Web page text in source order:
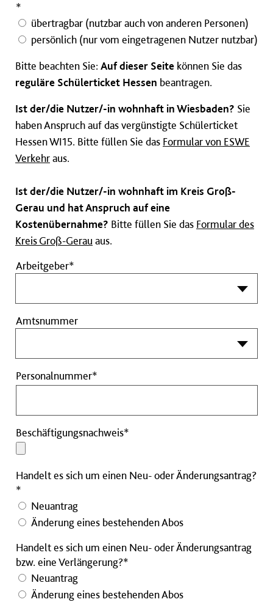
*
übertragbar (nutzbar auch von anderen Personen)
persönlich (nur vom eingetragenen Nutzer nutzbar)
Bitte beachten Sie: Auf dieser Seite können Sie das
reguläre Schülerticket Hessen beantragen.
Ist der/die Nutzer/-in wohnhaft in Wiesbaden? Sie
haben Anspruch auf das vergünstigte Schülerticket
Hessen WI15. Bitte füllen Sie das Formular von ESWE
Verkehraus.
Ist der/die Nutzer/-in wohnhaft im Kreis Groß-
Gerau und hat Anspruch auf eine
Kostenübernahme? Bitte füllen Sie das Formular des
Kreis Groß-Gerau aus.
Arbeitgeber*
Amtsnummer
Personalnummer*
Pflichtfeld
Beschäftigungsnachweis*
Handelt es sich um einen Neu- oder Änderungsantrag?
*
Neuantrag
Änderung eines bestehenden Abos
Handelt es sich um einen Neu- oder Änderungsantrag
bzw. eine Verlängerung?*
Neuantrag
Änderung eines bestehenden Abos